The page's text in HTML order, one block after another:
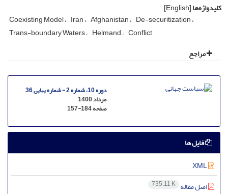
کلیدواژه‌ها[English]
Coexisting Model Iran Afghanistan De-securitization
Trans-boundary Waters Helmand Conflict
مراجع
دوره 10، شماره 2 - شماره پیاپی 36
مرداد 1400
صفحه157-184
فایل ها
اصل مقاله 735.11 K